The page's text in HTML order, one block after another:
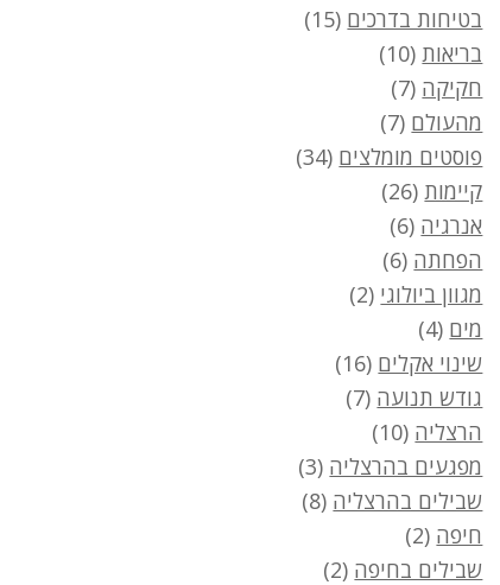
בטיחות בדרכים (15)
בריאות(10)
חקיקה (7)
מהעולם (7)
פוסטים מומלצים (34)
קיימות(26)
אנרגיה (6)
הפחתה (6)
מגוון ביולוגי (2)
מים (4)
שינוי אקלים (16)
גודש תנועה (7)
הרצליה (10)
מפגעים בהרצליה (3)
שבילים בהרצליה (8)
חיפה (2)
שבילים בחיפה (2)